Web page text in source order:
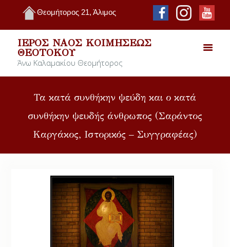
Θεομήτορος 21, Άλιμος
ΙΕΡΌΣ ΝΑΌΣ ΚΟΙΜΉΣΕΩΣ
ΘΕΟΤΌΚΟΥ
Άνω Καλαμακίου Θεομήτορος
Τα κατά συνθήκην ψεύδη και ο κατά
συνθήκην ψευδής άνθρωπος (Σαράντος
Καργάκος, Ιστορικός – Συγγραφέας)